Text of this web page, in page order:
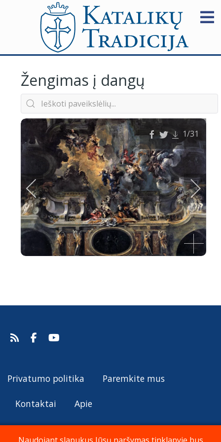
Žengimas į dangų
1/31
Šaltinis:Web Gallery of Art
Privatumo politika Paremkite mus
Kontaktai Apie